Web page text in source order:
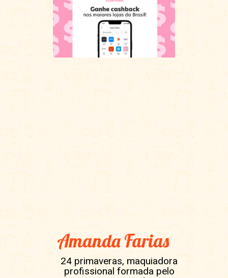
Amanda Farias
24 primaveras, maquiadora
profissional formada pelo